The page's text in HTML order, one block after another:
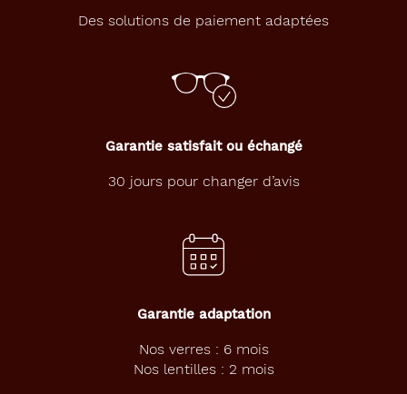
Des solutions de paiement adaptées
Garantie satisfait ou échangé
30 jours pour changer d’avis
Garantie adaptation
Nos verres : 6 mois
Nos lentilles : 2 mois